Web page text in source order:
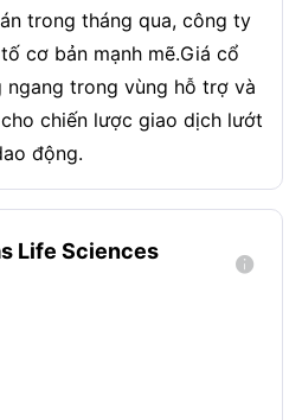
trong tháng qua, công ty
cơ bản mạnh mẽ.Giá cổ
ngang trong vùng hỗ trợ và
chiến lược giao dịch lướt
động.
Life Sciences
